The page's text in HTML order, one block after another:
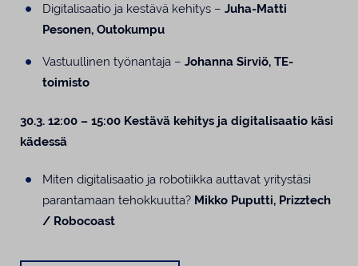
Digitalisaatio ja kestävä kehitys – Juha-Matti
Pesonen, Outokumpu
Vastuullinen työnantaja – Johanna Sirviö, TE-
toimisto
30.3. 12:00 – 15:00 Kestävä kehitys ja digitalisaatio käsi
kädessä
Miten digitalisaatio ja robotiikka auttavat yritystäsi
parantamaan tehokkuutta? Mikko Puputti, Prizztech
/ Robocoast